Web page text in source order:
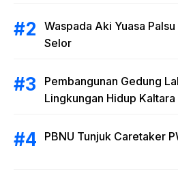
Waspada Aki Yuasa
Selor
Pembangunan Gedung
Lingkungan Hidup
PBNU Tunjuk Caretaker